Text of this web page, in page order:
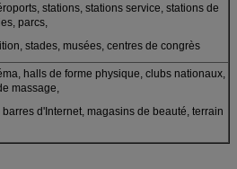
stations, stations service, stations de
parcs,
stades, musées, centres de congrès
halls de forme physique, clubs nationaux,
massage,
barres d'Internet, magasins de beauté, terrain